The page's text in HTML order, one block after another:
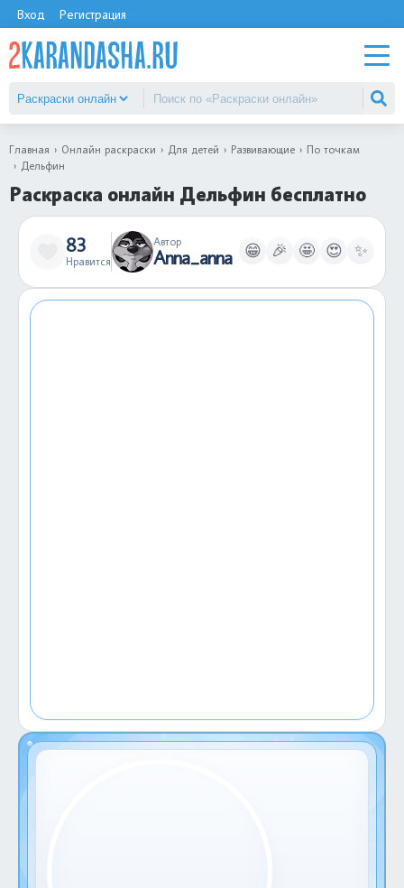
Вход Регистрация
Главная Онлайн раскраски Для детей Развивающие
По точкам
Дельфин
Раскраска онлайн Дельфин бесплатно
83
Нравится
Автор
Anna_anna 😁 🎉 🤩 😍 ✨